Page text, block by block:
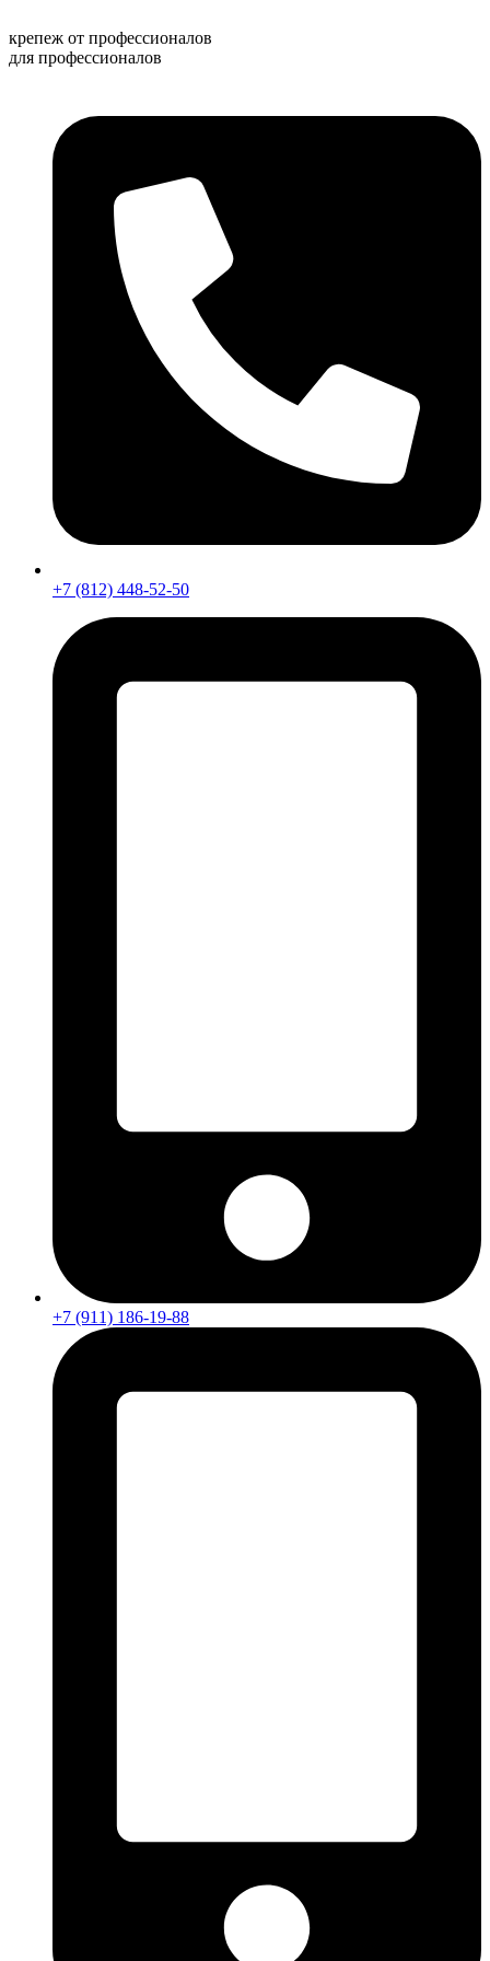
к
содержимому
крепеж от профессионалов
для профессионалов
+7 (812) 448-52-50
+7 (911) 186-19-88